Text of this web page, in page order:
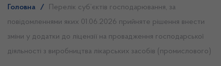
Головна /
Перелік суб’єктів господарювання, за
повідомленнями яких 01.06.2026 прийняте рішення внести
зміни у додатки до ліцензії на провадження господарської
діяльності з виробництва лікарських засобів (промислового)